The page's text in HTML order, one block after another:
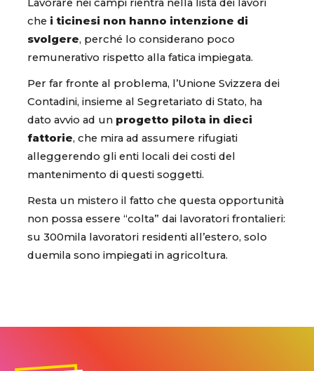
Lavorare nei campi rientra nella lista dei lavori
che i ticinesi non hanno intenzione di
svolgere, perché lo considerano poco
remunerativo rispetto alla fatica impiegata.
Per far fronte al problema, l’Unione Svizzera dei
Contadini, insieme al Segretariato di Stato, ha
dato avvio ad un progetto pilota in dieci
fattorie, che mira ad assumere rifugiati
alleggerendo gli enti locali dei costi del
mantenimento di questi soggetti.
Resta un mistero il fatto che questa opportunità
non possa essere “colta” dai lavoratori frontalieri:
su 300mila lavoratori residenti all’estero, solo
duemila sono impiegati in agricoltura.